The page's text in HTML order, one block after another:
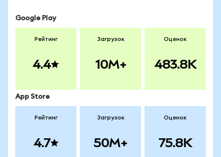
Google Play
Рейтинг
4.4
Загрузок
10M+
Оценок
483.8K
App Store
Рейтинг
4.7
Загрузок
50M+
Оценок
75.8K